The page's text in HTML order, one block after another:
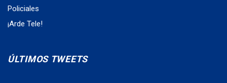
Policiales
¡Arde Tele!
ÚLTIMOS TWEETS